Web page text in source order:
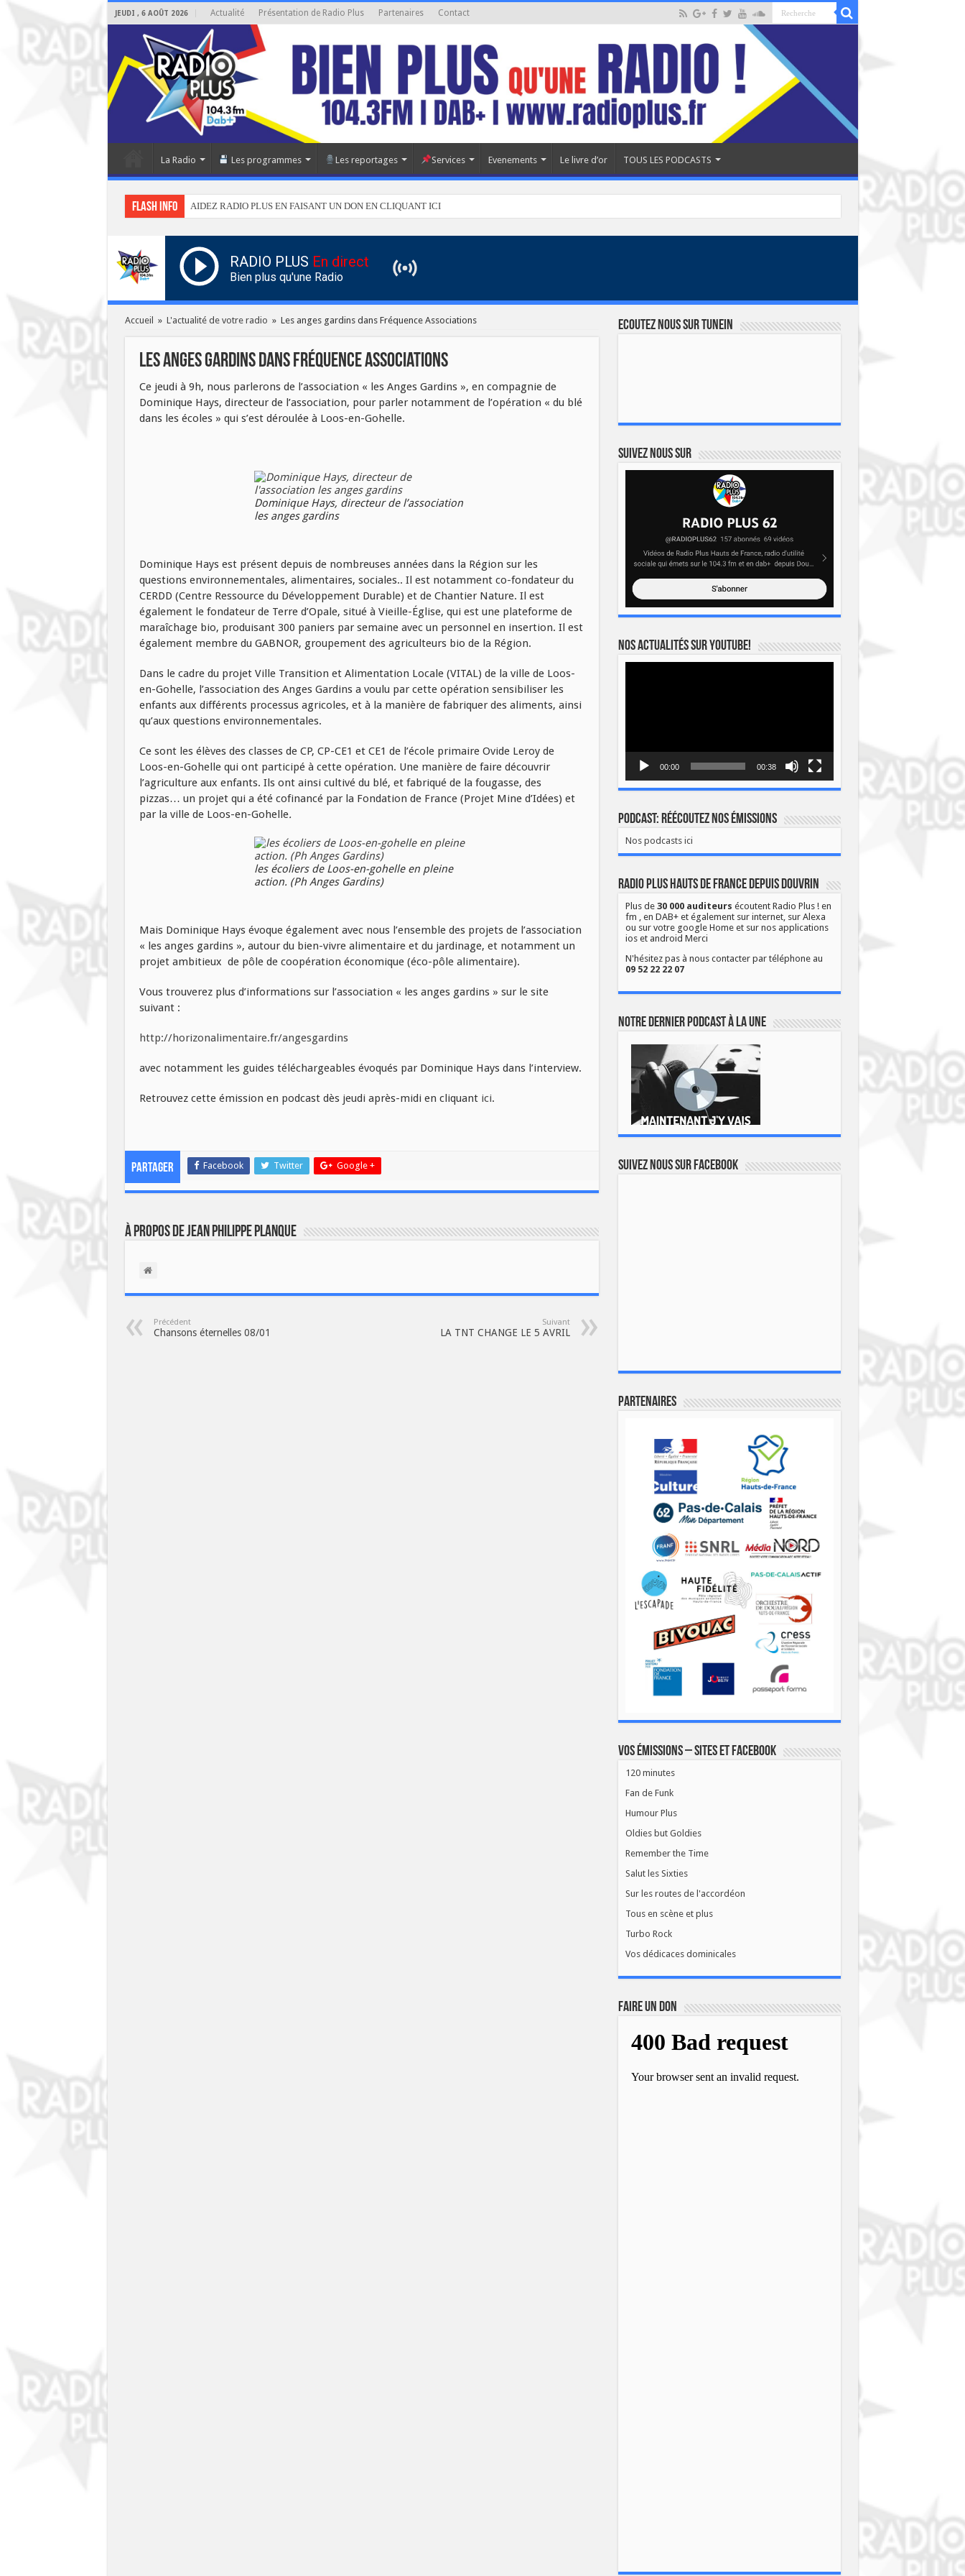
JEUDI , 6 AOÛT 2026 Actualité Présentation de Radio Plus Partenaires Contact
La Radio Les programmes Les reportages Services Evenements Le livre d’or TOUS LES PODCASTS
Flash info AIDEZ RADIO PLUS EN FAISANT UN DON EN CLIQUANT ICI
RADIO PLUS En direct
Bien plus qu'une Radio
Accueil » L'actualité de votre radio » Les anges gardins dans Fréquence Associations
Les anges gardins dans Fréquence Associations
Ce jeudi à 9h, nous parlerons de l’association « les Anges Gardins », en compagnie de
Dominique Hays, directeur de l’association, pour parler notamment de l’opération « du blé
dans les écoles » qui s’est déroulée à Loos-en-Gohelle.
Dominique Hays, directeur de l’association
les anges gardins
Dominique Hays est présent depuis de nombreuses années dans la Région sur les
questions environnementales, alimentaires, sociales.. Il est notamment co-fondateur du
CERDD (Centre Ressource du Développement Durable) et de Chantier Nature. Il est
également le fondateur de Terre d’Opale, situé à Vieille-Église, qui est une plateforme de
maraîchage bio, produisant 300 paniers par semaine avec un personnel en insertion. Il est
également membre du GABNOR, groupement des agriculteurs bio de la Région.
Dans le cadre du projet Ville Transition et Alimentation Locale (VITAL) de la ville de Loos-
en-Gohelle, l’association des Anges Gardins a voulu par cette opération sensibiliser les
enfants aux différents processus agricoles, et à la manière de fabriquer des aliments, ainsi
qu’aux questions environnementales.
Ce sont les élèves des classes de CP, CP-CE1 et CE1 de l’école primaire Ovide Leroy de
Loos-en-Gohelle qui ont participé à cette opération. Une manière de faire découvrir
l’agriculture aux enfants. Ils ont ainsi cultivé du blé, et fabriqué de la fougasse, des
pizzas… un projet qui a été cofinancé par la Fondation de France (Projet Mine d’Idées) et
par la ville de Loos-en-Gohelle.
les écoliers de Loos-en-gohelle en pleine
action. (Ph Anges Gardins)
Mais Dominique Hays évoque également avec nous l’ensemble des projets de l’association
« les anges gardins », autour du bien-vivre alimentaire et du jardinage, et notamment un
projet ambitieux de pôle de coopération économique (éco-pôle alimentaire).
Vous trouverez plus d’informations sur l’association « les anges gardins » sur le site
suivant :
http://horizonalimentaire.fr/angesgardins
avec notamment les guides téléchargeables évoqués par Dominique Hays dans l’interview.
Retrouvez cette émission en podcast dès jeudi après-midi en cliquant ici.
Partager Facebook Twitter Google +
À propos de Jean Philippe Planque
Précédent
Chansons éternelles 08/01
Suivant
LA TNT CHANGE LE 5 AVRIL
Ecoutez nous sur TuneIn
Suivez nous sur
Nos actualités sur YOUTUBE!
00:00 00:38
Podcast: Réécoutez nos émissions
Nos podcasts ici
Radio Plus Hauts de France depuis Douvrin
Plus de 30 000 auditeurs écoutent Radio Plus ! en
fm , en DAB+ et également sur internet, sur Alexa
ou sur votre google Home et sur nos applications
ios et android Merci
N'hésitez pas à nous contacter par téléphone au
09 52 22 22 07
Notre dernier podcast à la une
Suivez nous sur Facebook
Partenaires
Vos émissions – Sites et Facebook
120 minutes
Fan de Funk
Humour Plus
Oldies but Goldies
Remember the Time
Salut les Sixties
Sur les routes de l'accordéon
Tous en scène et plus
Turbo Rock
Vos dédicaces dominicales
FAIRE UN DON